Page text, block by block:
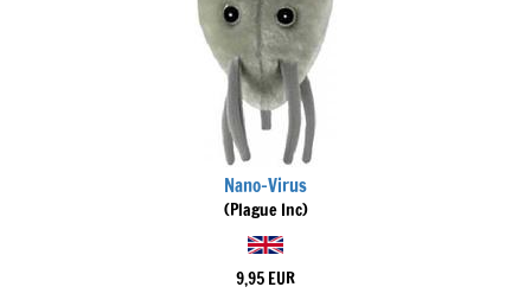
Nano-Virus
(Plague Inc)
9,95 EUR